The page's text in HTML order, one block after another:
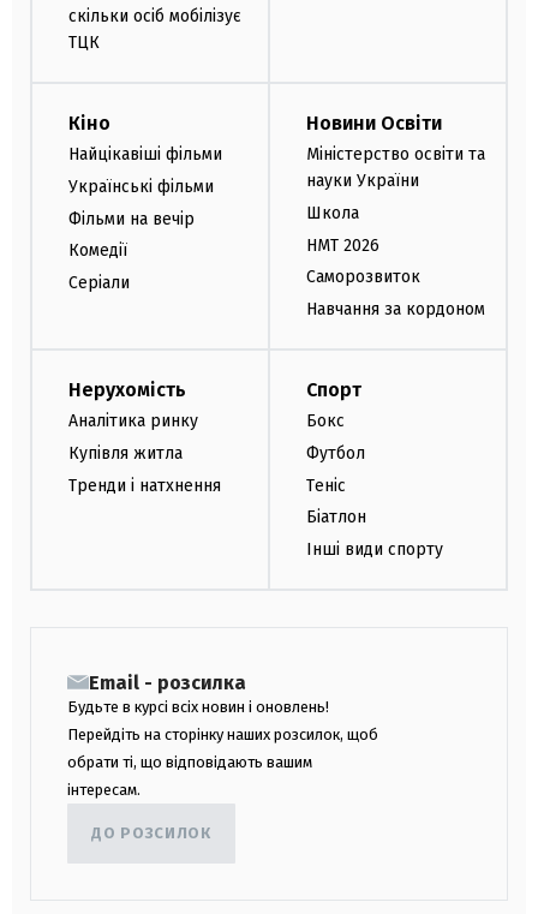
скільки осіб мобілізує
ТЦК
Кіно
Найцікавіші фільми
Українські фільми
Фільми на вечір
Комедії
Серіали
Новини Освіти
Міністерство освіти та
науки України
Школа
НМТ 2026
Саморозвиток
Навчання за кордоном
Нерухомість
Аналітика ринку
Купівля житла
Тренди і натхнення
Спорт
Бокс
Футбол
Теніс
Біатлон
Інші види спорту
Email - розсилка
Будьте в курсі всіх новин і оновлень!
Перейдіть на сторінку наших розсилок, щоб
обрати ті, що відповідають вашим
інтересам.
ДО РОЗСИЛОК